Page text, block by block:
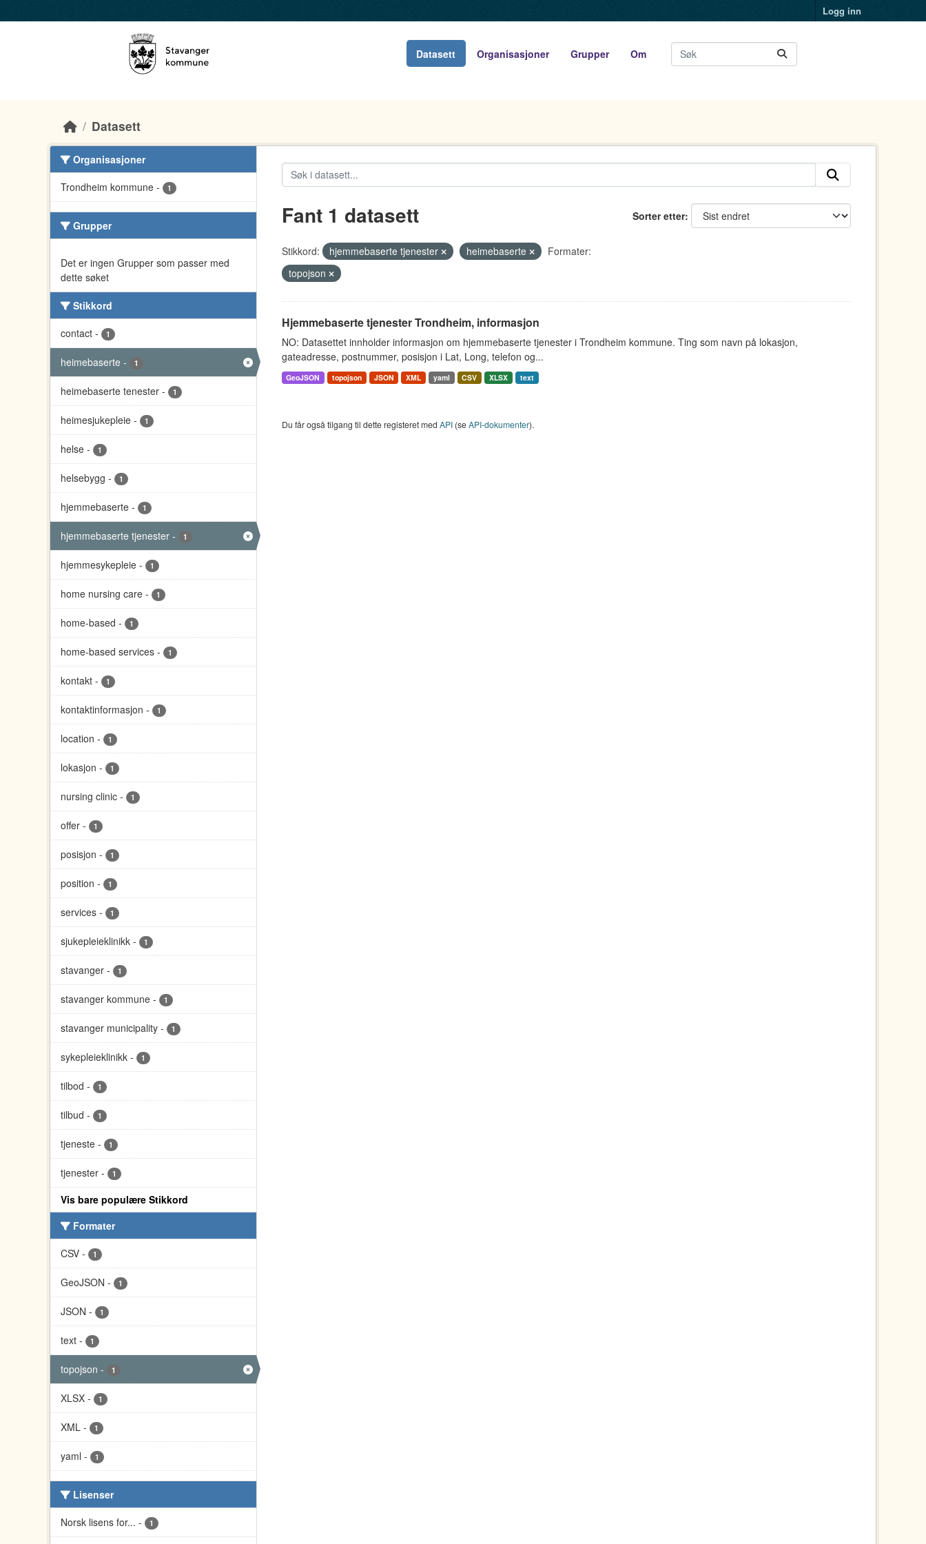
Logg inn
Datasett Organisasjoner Grupper Om
Datasett
Organisasjoner
Trondheim kommune - 1
Grupper
Det er ingen Grupper som passer med
dette søket
Stikkord
contact - 1
heimebaserte - 1
heimebaserte tenester - 1
heimesjukepleie - 1
helse - 1
helsebygg - 1
hjemmebaserte - 1
hjemmebaserte tjenester - 1
hjemmesykepleie - 1
home nursing care - 1
home-based - 1
home-based services - 1
kontakt - 1
kontaktinformasjon - 1
location - 1
lokasjon - 1
nursing clinic - 1
offer - 1
posisjon - 1
position - 1
services - 1
sjukepleieklinikk - 1
stavanger - 1
stavanger kommune - 1
stavanger municipality - 1
sykepleieklinikk - 1
tilbod - 1
tilbud - 1
tjeneste - 1
tjenester - 1
Vis bare populære Stikkord
Formater
CSV - 1
GeoJSON - 1
JSON - 1
text - 1
topojson - 1
XLSX - 1
XML - 1
yaml - 1
Lisenser
Norsk lisens for... - 1
Sorter etter
Fant 1 datasett
Stikkord: hjemmebaserte tjenester heimebaserte
Formater:
topojson
Hjemmebaserte tjenester Trondheim, informasjon
NO: Datasettet innholder informasjon om hjemmebaserte tjenester i Trondheim kommune. Ting som navn på lokasjon,
gateadresse, postnummer, posisjon i Lat, Long, telefon og...
GeoJSON topojson JSON XML yaml CSV XLSX text
Du får også tilgang til dette registeret med API(seAPI-dokumenter).